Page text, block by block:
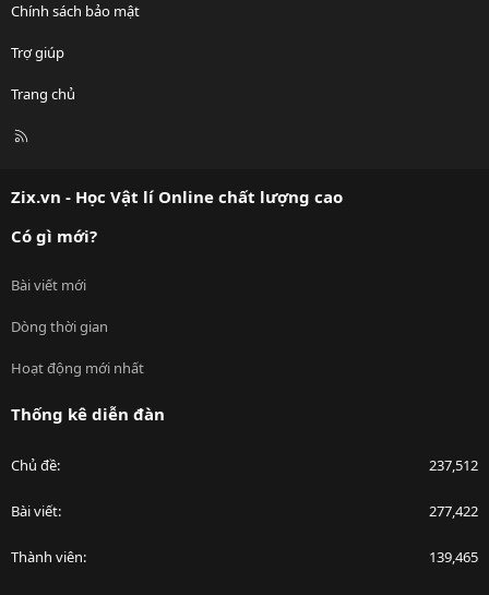
Chính sách bảo mật
Trợ giúp
Trang chủ
R
Zix.vn - Học Vật lí Online chất lượng cao
Có gì mới?
Bài viết mới
Dòng thời gian
Hoạt động mới nhất
Thống kê diễn đàn
Chủ đề 237,512
Bài viết 277,422
Thành viên 139,465